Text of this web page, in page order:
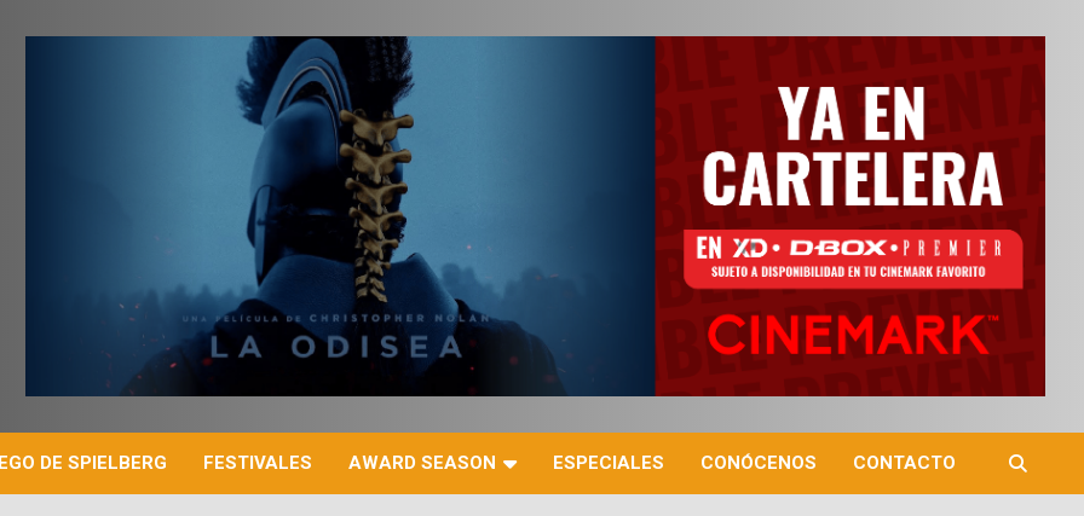
DE SPIELBERG FESTIVALES AWARD SEASON ESPECIALES CONÓCENOS CONTACTO